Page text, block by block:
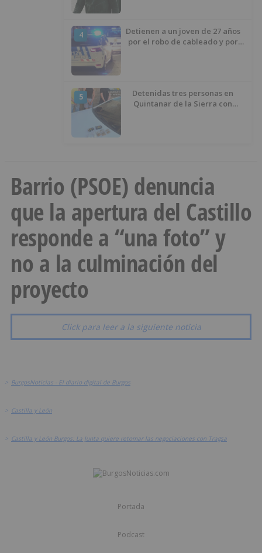
4
Detienen a un joven de 27 años
por el robo de cableado y por
5
Detenidas tres personas en
Quintanar de la Sierra con
Barrio (PSOE) denuncia
que la apertura del Castillo
responde a “una foto” y
no a la culminación del
proyecto
Click para leer a la siguiente noticia
> BurgosNoticias - El diario digital de Burgos
> Castilla y León
> Castilla y León Burgos: La Junta quiere retomar las negociaciones con Tragsa
Portada
Podcast